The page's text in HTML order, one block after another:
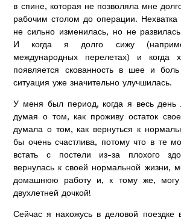
в спине, которая не позволяла мне
рабочим столом до операции.
не сильно изменилась, но не
И когда я долго сижу
международных перелетах) и когда
появляется скованность в шее и
ситуация уже значительно улучшилась.
У меня был период, когда я весь день
думая о том, как проживу остаток
думала о том, как вернуться к
бы очень счастлива, потому что в те
встать с постели из-за плохого
вернулась к своей нормальной жизни,
домашнюю работу и, к тому же, могу
двухлетней дочкой!
Сейчас я нахожусь в деловой